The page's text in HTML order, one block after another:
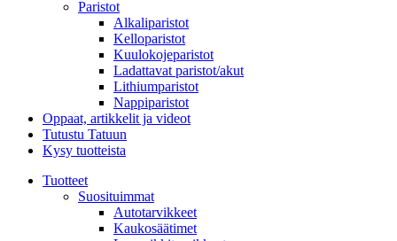
Paristot
Alkaliparistot
Kelloparistot
Kuulokojeparistot
Ladattavat paristot/akut
Lithiumparistot
Nappiparistot
Oppaat, artikkelit ja videot
Tutustu Tatuun
Kysy tuotteista
Tuotteet
Suosituimmat
Autotarvikkeet
Kaukosäätimet